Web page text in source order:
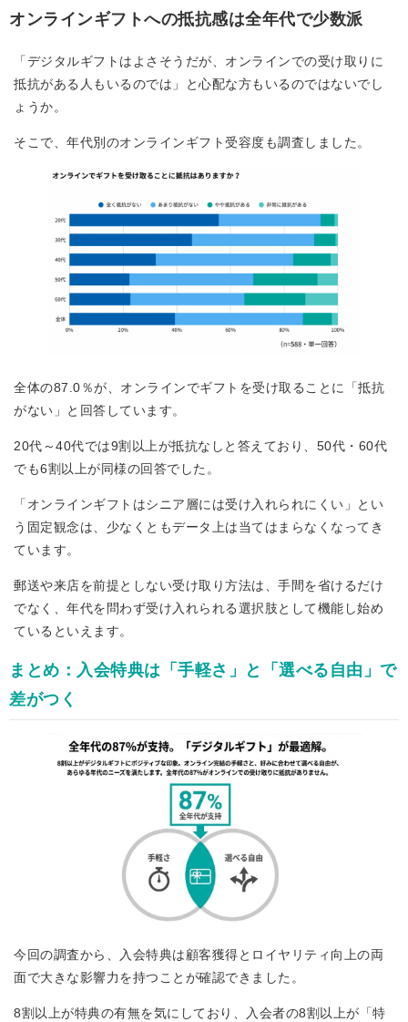
オンラインギフトへの抵抗感は全年代で少数派
「デジタルギフトはよさそうだが、オンラインでの受け取りに
抵抗がある人もいるのでは」と心配な方もいるのではないでし
ょうか。
そこで、年代別のオンラインギフト受容度も調査しました。
全体の87.0％が、オンラインでギフトを受け取ることに「抵抗
がない」と回答しています。
20代～40代では9割以上が抵抗なしと答えており、50代・60代
でも6割以上が同様の回答でした。
「オンラインギフトはシニア層には受け入れられにくい」とい
う固定観念は、少なくともデータ上は当てはまらなくなってき
ています。
郵送や来店を前提としない受け取り方法は、手間を省けるだけ
でなく、年代を問わず受け入れられる選択肢として機能し始め
ているといえます。
まとめ：入会特典は「手軽さ」と「選べる自由」で
差がつく
今回の調査から、入会特典は顧客獲得とロイヤリティ向上の両
面で大きな影響力を持つことが確認できました。
8割以上が特典の有無を気にしており、入会者の8割以上が「特